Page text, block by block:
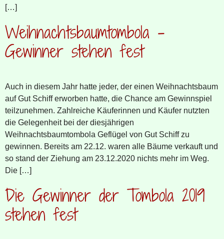
[…]
Weihnachtsbaumtombola –
Gewinner stehen fest
Auch in diesem Jahr hatte jeder, der einen Weihnachtsbaum
auf Gut Schiff erworben hatte, die Chance am Gewinnspiel
teilzunehmen. Zahlreiche Käuferinnen und Käufer nutzten
die Gelegenheit bei der diesjährigen
Weihnachtsbaumtombola Geflügel von Gut Schiff zu
gewinnen. Bereits am 22.12. waren alle Bäume verkauft und
so stand der Ziehung am 23.12.2020 nichts mehr im Weg.
Die […]
Die Gewinner der Tombola 2019
stehen fest